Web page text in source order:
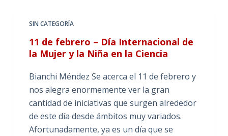
SIN CATEGORÍA
11 de febrero – Día Internacional de
la Mujer y la Niña en la Ciencia
Bianchi Méndez Se acerca el 11 de febrero y
nos alegra enormemente ver la gran
cantidad de iniciativas que surgen alrededor
de este día desde ámbitos muy variados.
Afortunadamente, ya es un día que se